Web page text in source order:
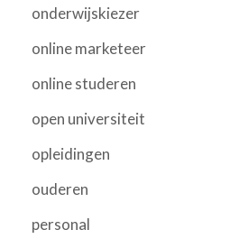
onderwijskiezer
online marketeer
online studeren
open universiteit
opleidingen
ouderen
personal